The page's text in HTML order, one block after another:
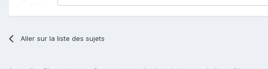
Aller sur la liste des sujets